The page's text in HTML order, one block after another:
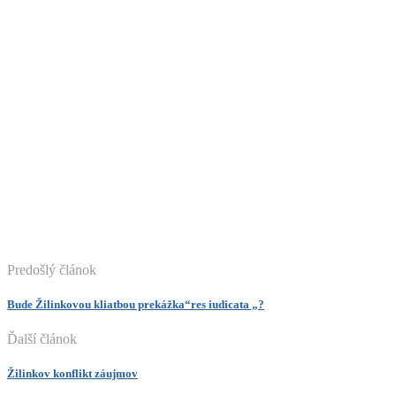
Predošlý článok
Bude Žilinkovou kliatbou prekážka“res iudicata „?
Ďalší článok
Žilinkov konflikt záujmov